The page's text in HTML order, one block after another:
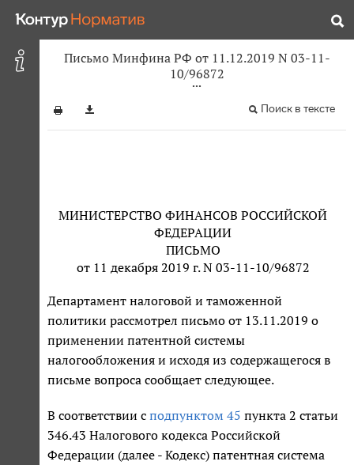
Письмо Минфина РФ от 11.12.2019 N 03-11-
10/96872
Поиск в тексте
МИНИСТЕРСТВО ФИНАНСОВ РОССИЙСКОЙ
ФЕДЕРАЦИИ
ПИСЬМО
от 11 декабря 2019 г. N 03-11-10/96872
Департамент налоговой и таможенной
политики рассмотрел письмо от 13.11.2019 о
применении патентной системы
налогообложения и исходя из содержащегося в
письме вопроса сообщает следующее.
В соответствии с подпунктом 45 пункта 2 статьи
346.43 Налогового кодекса Российской
Федерации (далее - Кодекс) патентная система